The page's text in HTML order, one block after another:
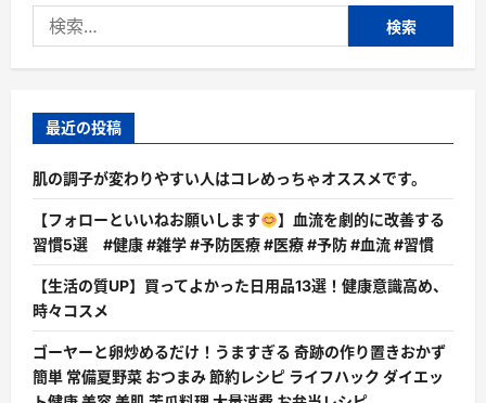
索:
最近の投稿
肌の調子が変わりやすい人はコレめっちゃオススメです。
【フォローといいねお願いします
】血流を劇的に改善する
習慣5選 #健康 #雑学 #予防医療 #医療 #予防 #血流 #習慣
【生活の質UP】買ってよかった日用品13選！健康意識高め、
時々コスメ
ゴーヤーと卵炒めるだけ！うますぎる 奇跡の作り置きおかず
簡単 常備夏野菜 おつまみ 節約レシピ ライフハック ダイエッ